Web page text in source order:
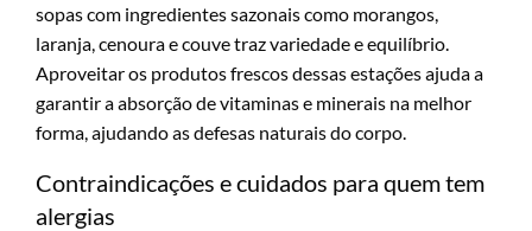
sopas com ingredientes sazonais como morangos,
laranja, cenoura e couve traz variedade e equilíbrio.
Aproveitar os produtos frescos dessas estações ajuda a
garantir a absorção de vitaminas e minerais na melhor
forma, ajudando as defesas naturais do corpo.
Contraindicações e cuidados para quem tem
alergias